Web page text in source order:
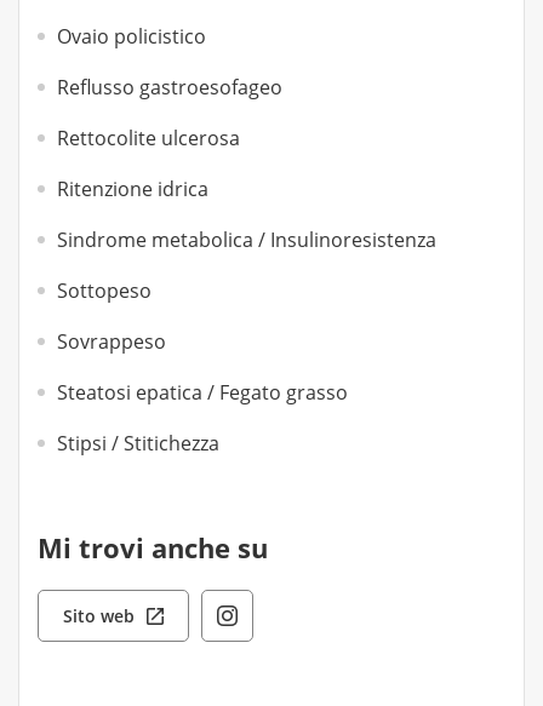
Ovaio policistico
Reflusso gastroesofageo
Rettocolite ulcerosa
Ritenzione idrica
Sindrome metabolica / Insulinoresistenza
Sottopeso
Sovrappeso
Steatosi epatica / Fegato grasso
Stipsi / Stitichezza
Mi trovi anche su
Sito web